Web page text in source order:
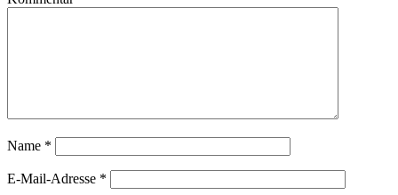
Name *
E-Mail-Adresse *